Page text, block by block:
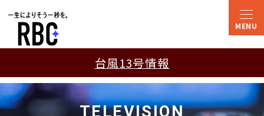
台風13号情報
TELEVISION